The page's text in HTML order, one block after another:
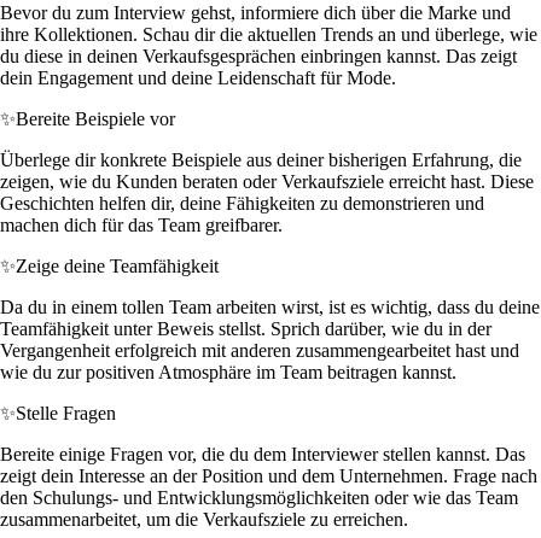
Bevor du zum Interview gehst, informiere dich über die Marke und
ihre Kollektionen. Schau dir die aktuellen Trends an und überlege, wie
du diese in deinen Verkaufsgesprächen einbringen kannst. Das zeigt
dein Engagement und deine Leidenschaft für Mode.
✨Bereite Beispiele vor
Überlege dir konkrete Beispiele aus deiner bisherigen Erfahrung, die
zeigen, wie du Kunden beraten oder Verkaufsziele erreicht hast. Diese
Geschichten helfen dir, deine Fähigkeiten zu demonstrieren und
machen dich für das Team greifbarer.
✨Zeige deine Teamfähigkeit
Da du in einem tollen Team arbeiten wirst, ist es wichtig, dass du deine
Teamfähigkeit unter Beweis stellst. Sprich darüber, wie du in der
Vergangenheit erfolgreich mit anderen zusammengearbeitet hast und
wie du zur positiven Atmosphäre im Team beitragen kannst.
✨Stelle Fragen
Bereite einige Fragen vor, die du dem Interviewer stellen kannst. Das
zeigt dein Interesse an der Position und dem Unternehmen. Frage nach
den Schulungs- und Entwicklungsmöglichkeiten oder wie das Team
zusammenarbeitet, um die Verkaufsziele zu erreichen.